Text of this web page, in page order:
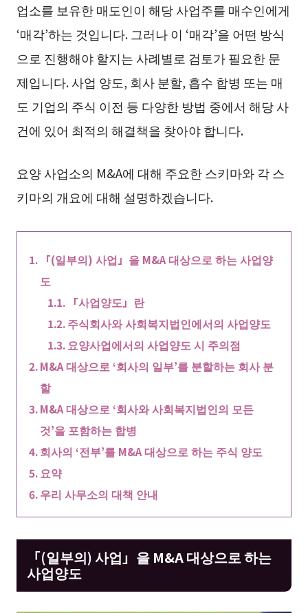
업소를 보유한 매도인이 해당 사업주를 매수인에게
‘매각’하는 것입니다. 그러나 이 ‘매각’을 어떤 방식
으로 진행해야 할지는 사례별로 검토가 필요한 문
제입니다. 사업 양도, 회사 분할, 흡수 합병 또는 매
도 기업의 주식 이전 등 다양한 방법 중에서 해당 사
건에 있어 최적의 해결책을 찾아야 합니다.
요양 사업소의 M&A에 대해 주요한 스키마와 각 스
키마의 개요에 대해 설명하겠습니다.
「(일부의) 사업」을 M&A 대상으로 하는 사업양
도
「사업양도」란
주식회사와 사회복지법인에서의 사업양도
요양사업에서의 사업양도 시 주의점
M&A 대상으로 ‘회사의 일부’를 분할하는 회사 분
할
M&A 대상으로 ‘회사와 사회복지법인의 모든
것’을 포함하는 합병
회사의 ‘전부’를 M&A 대상으로 하는 주식 양도
요약
우리 사무소의 대책 안내
「(일부의) 사업」을 M&A 대상으로 하는
사업양도